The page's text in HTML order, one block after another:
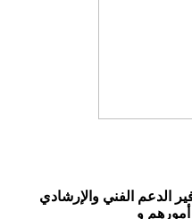
الدعم الفني والإرشادي
أمورهم و